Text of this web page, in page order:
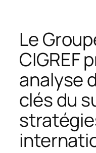
Le
CIGREF
analyse
clés du